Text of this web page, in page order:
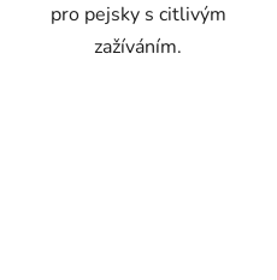
pro pejsky s citlivým
zažíváním.